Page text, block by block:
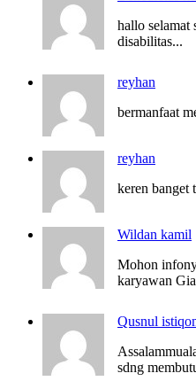
hallo selamat
disabilitas...
reyhan
bermanfaat
reyhan
keren banget
Wildan kamil
Mohon
karyawan
Qusnul
sdng